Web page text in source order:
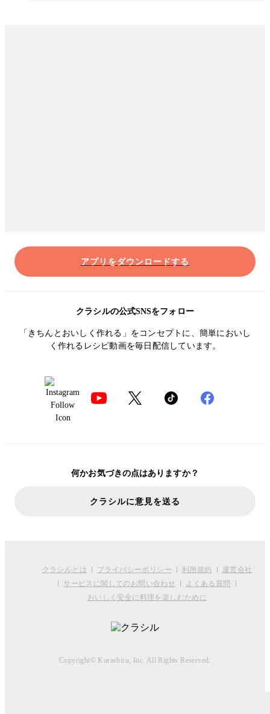
アプリをダウンロードする
クラシルの公式SNSをフォロー
「きちんとおいしく作れる」をコンセプトに、簡単においし
く作れるレシピ動画を毎日配信しています。
何かお気づきの点はありますか？
クラシルに意見を送る
クラシルとは プライバシーポリシー 利用規約
運営会社
サービスに関してのお問い合わせ
よくある質問
おいしく安全に料理を楽しむために
Copyright© Kurashiru, Inc. All Rights Reserved.